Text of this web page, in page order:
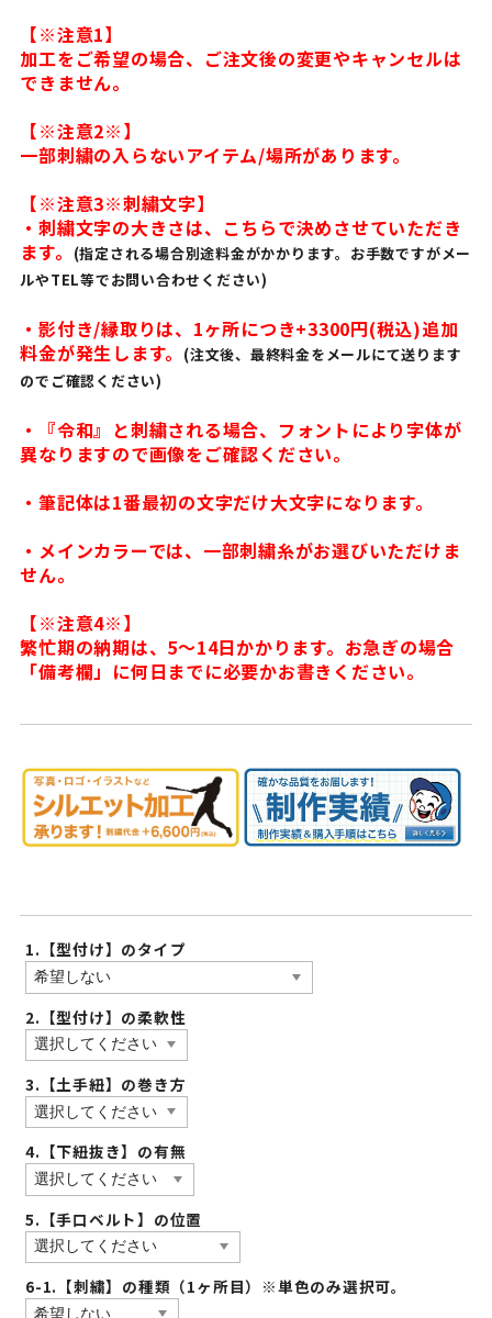
【※注意1】
加工をご希望の場合、ご注文後の変更やキャンセルは
できません。
【※注意2※】
一部刺繍の入らないアイテム/場所があります。
【※注意3※刺繍文字】
・刺繍文字の大きさは、こちらで決めさせていただき
ます。
(指定される場合別途料金がかかります。お手数ですがメー
ルやTEL等でお問い合わせください)
・影付き/縁取りは、1ヶ所につき+3300円(税込)追加
料金が発生します。
(注文後、最終料金をメールにて送ります
のでご確認ください)
・『令和』と刺繍される場合、フォントにより字体が
異なりますので画像をご確認ください。
・筆記体は1番最初の文字だけ大文字になります。
・メインカラーでは、一部刺繍糸がお選びいただけま
せん。
【※注意4※】
繁忙期の納期は、5〜14日かかります。お急ぎの場合
「備考欄」に何日までに必要かお書きください。
1.【型付け】のタイプ
2.【型付け】の柔軟性
3.【土手紐】の巻き方
4.【下紐抜き】の有無
5.【手口ベルト】の位置
6-1.【刺繍】の種類（1ヶ所目）※単色のみ選択可。